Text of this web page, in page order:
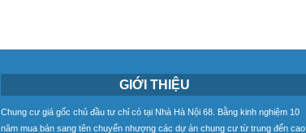
GIỚI THIỆU
Chung cư giá gốc chủ đầu tư chỉ có tại Nhà Hà Nội 68. Bằng kinh nghiệm 10
năm mua bán sang tên chuyển nhượng các dự án chung cư từ trung đến cao